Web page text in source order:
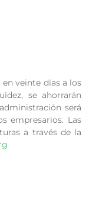
veinte días a los
se ahorrarán
será
empresarios. Las
a través de la